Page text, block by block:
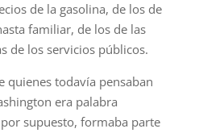
de la gasolina, de los de
familiar, de los de las
de los servicios públicos.
quienes todavía pensaban
era palabra
supuesto, formaba parte